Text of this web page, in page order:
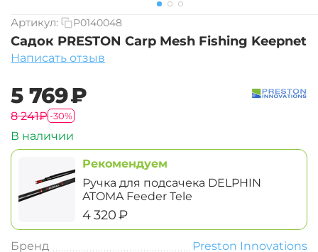
Артикул: P0140048
Садок PRESTON Carp Mesh Fishing Keepnet
Написать отзыв
‍5 769‍₽
‍8 241‍₽-30%
В наличии
Рекомендуем
Ручка для подсачека DELPHIN
ATOMA Feeder Tele
‍4 320‍₽
Бренд Preston Innovations